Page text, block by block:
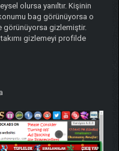
olursa yanıltır. Kişinin
bag görünüyorsa o
görünüyorsa gizlemiştir.
gizlemeyi profilde